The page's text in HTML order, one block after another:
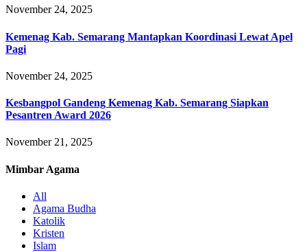
November 24, 2025
Kemenag Kab. Semarang Mantapkan Koordinasi Lewat Apel
Pagi
November 24, 2025
Kesbangpol Gandeng Kemenag Kab. Semarang Siapkan
Pesantren Award 2026
November 21, 2025
Mimbar Agama
All
Agama Budha
Katolik
Kristen
Islam